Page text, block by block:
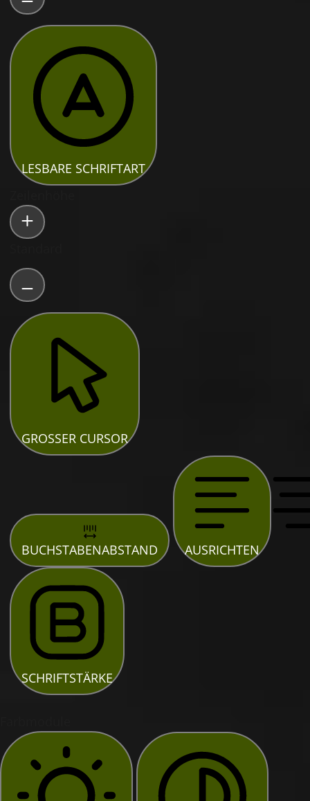
LESBARE SCHRIFTART
GROSSER CURSOR
BUCHSTABENABSTAND AUSRICHTEN
SCHRIFTSTÄRKE